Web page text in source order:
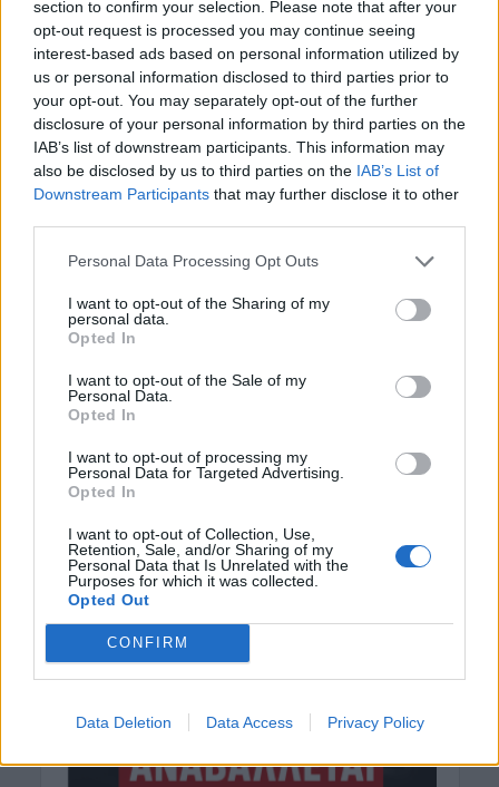
section to confirm your selection. Please note that after your
opt-out request is processed you may continue seeing
interest-based ads based on personal information utilized by
us or personal information disclosed to third parties prior to
your opt-out. You may separately opt-out of the further
disclosure of your personal information by third parties on the
IAB’s list of downstream participants. This information may
also be disclosed by us to third parties on the IAB’s List of
Downstream Participants that may further disclose it to other
Personal Data Processing Opt Outs
I want to opt-out of the Sharing of my
personal data.
Opted In
I want to opt-out of the Sale of my
Personal Data.
Opted In
I want to opt-out of processing my
Personal Data for Targeted Advertising.
Opted In
I want to opt-out of Collection, Use,
Retention, Sale, and/or Sharing of my
Personal Data that Is Unrelated with the
Purposes for which it was collected.
Opted Out
CONFIRM
Data Deletion Data Access Privacy Policy